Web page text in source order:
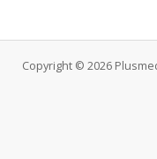
Copyright © 2026